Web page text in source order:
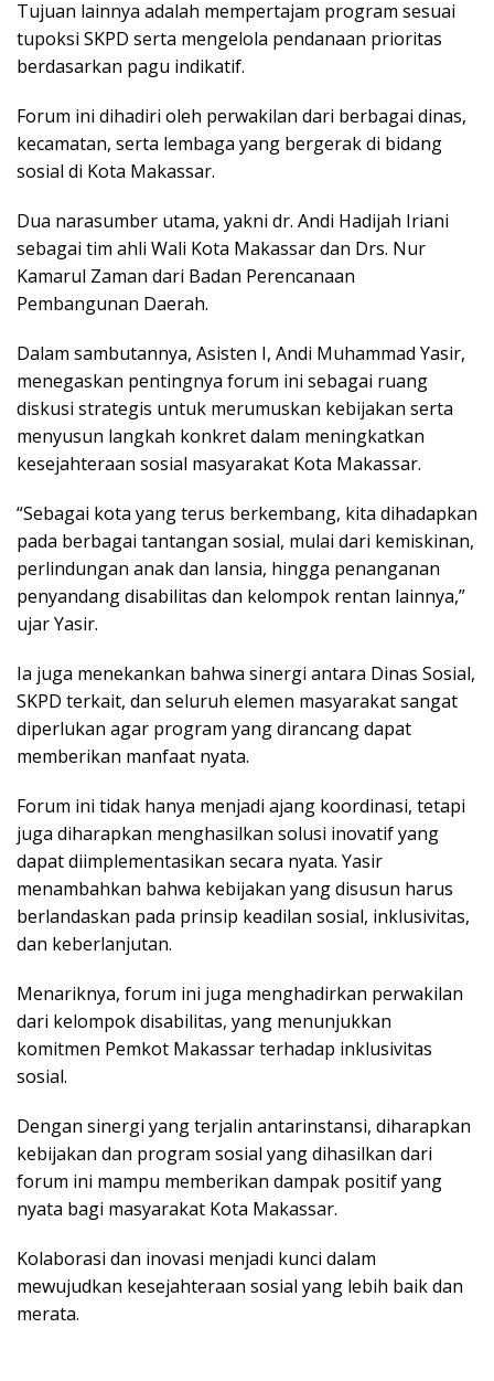
Tujuan lainnya adalah mempertajam program sesuai
tupoksi SKPD serta mengelola pendanaan prioritas
berdasarkan pagu indikatif.
Forum ini dihadiri oleh perwakilan dari berbagai dinas,
kecamatan, serta lembaga yang bergerak di bidang
sosial di Kota Makassar.
Dua narasumber utama, yakni dr. Andi Hadijah Iriani
sebagai tim ahli Wali Kota Makassar dan Drs. Nur
Kamarul Zaman dari Badan Perencanaan
Pembangunan Daerah.
Dalam sambutannya, Asisten I, Andi Muhammad Yasir,
menegaskan pentingnya forum ini sebagai ruang
diskusi strategis untuk merumuskan kebijakan serta
menyusun langkah konkret dalam meningkatkan
kesejahteraan sosial masyarakat Kota Makassar.
“Sebagai kota yang terus berkembang, kita dihadapkan
pada berbagai tantangan sosial, mulai dari kemiskinan,
perlindungan anak dan lansia, hingga penanganan
penyandang disabilitas dan kelompok rentan lainnya,”
ujar Yasir.
Ia juga menekankan bahwa sinergi antara Dinas Sosial,
SKPD terkait, dan seluruh elemen masyarakat sangat
diperlukan agar program yang dirancang dapat
memberikan manfaat nyata.
Forum ini tidak hanya menjadi ajang koordinasi, tetapi
juga diharapkan menghasilkan solusi inovatif yang
dapat diimplementasikan secara nyata. Yasir
menambahkan bahwa kebijakan yang disusun harus
berlandaskan pada prinsip keadilan sosial, inklusivitas,
dan keberlanjutan.
Menariknya, forum ini juga menghadirkan perwakilan
dari kelompok disabilitas, yang menunjukkan
komitmen Pemkot Makassar terhadap inklusivitas
sosial.
Dengan sinergi yang terjalin antarinstansi, diharapkan
kebijakan dan program sosial yang dihasilkan dari
forum ini mampu memberikan dampak positif yang
nyata bagi masyarakat Kota Makassar.
Kolaborasi dan inovasi menjadi kunci dalam
mewujudkan kesejahteraan sosial yang lebih baik dan
merata.